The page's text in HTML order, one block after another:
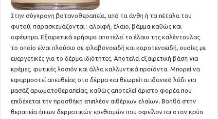
Στην σύγχρονη βοτανοθεραπεία, από τα άνθη ή τα πέταλα του
φυτού, παρασκευάζονται : αλοιφή, έλαιο, βάμμα καθώς και
αφέψημα. Εξαιρετικά χρήσιμο αποτελεί το έλαιο της καλέντουλας
το οποίο είναι πλούσιο σε φλαβονοειδή και καροτενοειδή, ουσίες με
ευεργετικές για το δέρμα ιδιότητες. Aποτελεί εξαιρετική βάση για
κρέμες, φυτικές λοσιόν και άλλα καλλυντικά προϊόντα. Mπορεί να
εφαρμοστεί απευθείας στο δέρμα και θεωρείται ιδανικό λάδι για
μασάζ αρωματοθεραπείας, καθώς αποτελεί άριστο φορέα που
επιδέχεται την προσθήκη επιπλέον αιθέριων ελαίων. Βοηθά στην
θεραπεία ήπιων δερματικών ερεθισμών που οφείλονται στον κρύο